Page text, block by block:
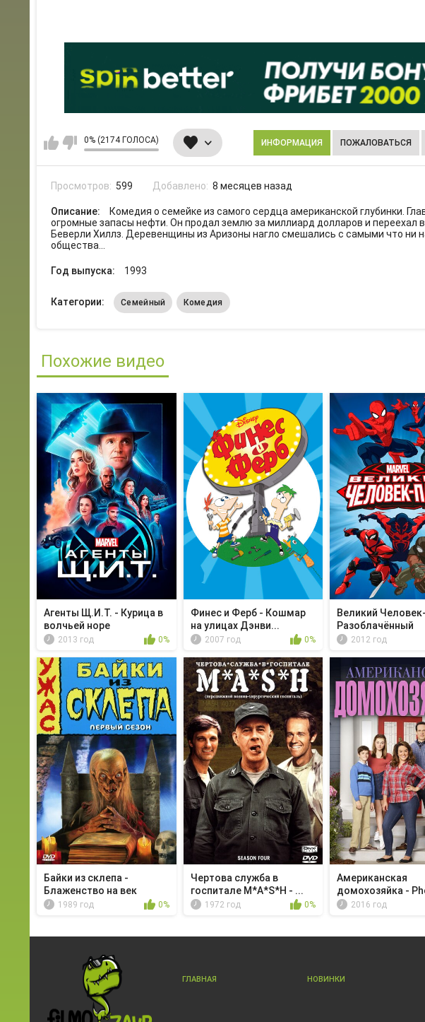
0% (2174 ГОЛОСА) ИНФОРМАЦИЯ ПОЖАЛОВАТЬСЯ
Просмотров: 599 Добавлено: 8 месяцев назад
Описание:
Комедия о семейке из самого сердца американской глубинки.
огромные запасы нефти. Он продал землю за миллиард долларов и переехал
Беверли Хиллз. Деревенщины из Аризоны нагло смешались с самыми что ни
общества…
Год выпуска: 1993
Категории: Семейный Комедия
Похожие видео
Агенты Щ.И.Т. - Курица в
волчьей норе
2013 год 0%
Финес и Ферб - Кошмар
на улицах Дэнви...
2007 год 0%
Великий
Разоблачённый
2012 год
Байки из склепа -
Блаженство на век
1989 год 0%
Чертова служба в
гoспитале M*A*S*H - ...
1972 год 0%
Американская
домохозяйка -
Free...2016 год
ГЛАВНАЯ НОВИНКИ